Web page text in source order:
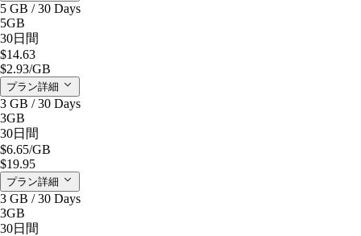
5 GB / 30 Days
5GB
30日間
$14.63
$2.93/GB
プラン詳細
3 GB / 30 Days
3GB
30日間
$6.65/GB
$19.95
プラン詳細
3 GB / 30 Days
3GB
30日間